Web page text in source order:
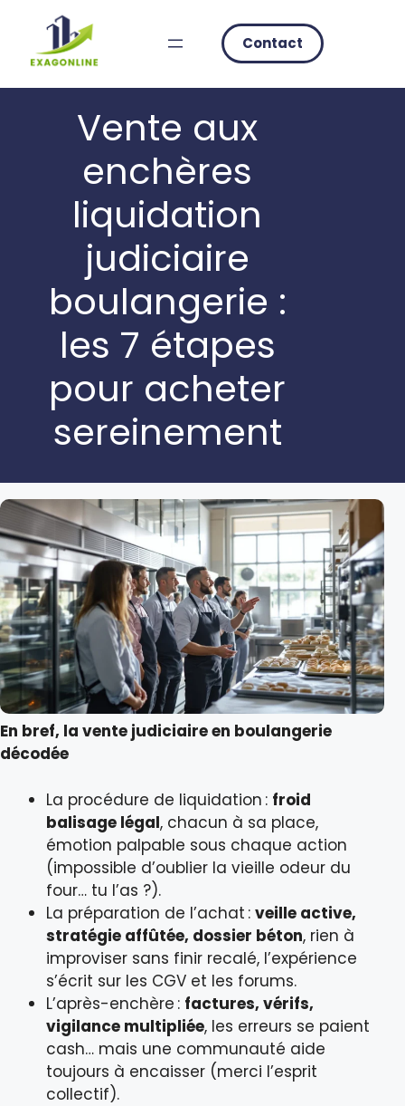
content
Contact
Vente aux
enchères
liquidation
judiciaire
boulangerie :
les 7 étapes
pour acheter
sereinement
En bref, la vente judiciaire en boulangerie
décodée
La procédure de liquidation : froid
balisage légal, chacun à sa place,
émotion palpable sous chaque action
(impossible d’oublier la vieille odeur du
four… tu l’as ?).
La préparation de l’achat : veille active,
stratégie affûtée, dossier béton, rien à
improviser sans finir recalé, l’expérience
s’écrit sur les CGV et les forums.
L’après-enchère : factures, vérifs,
vigilance multipliée, les erreurs se paient
cash… mais une communauté aide
toujours à encaisser (merci l’esprit
collectif).